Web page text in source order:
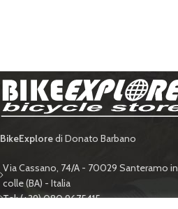
BikeExploredi Donato Barbano
Via Cassano, 74/A - 70029 Santeramo in
colle (BA) - Italia
Tel: (+39) 080 9675415